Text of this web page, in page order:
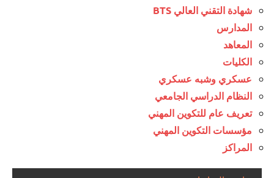
شهادة التقني العالي BTS
المدارس
المعاهد
الكليات
عسكري وشبه عسكري
النظام الدراسي الجامعي
تعريف عام للتكوين المهني
مؤسسات التكوين المهني
المراكز